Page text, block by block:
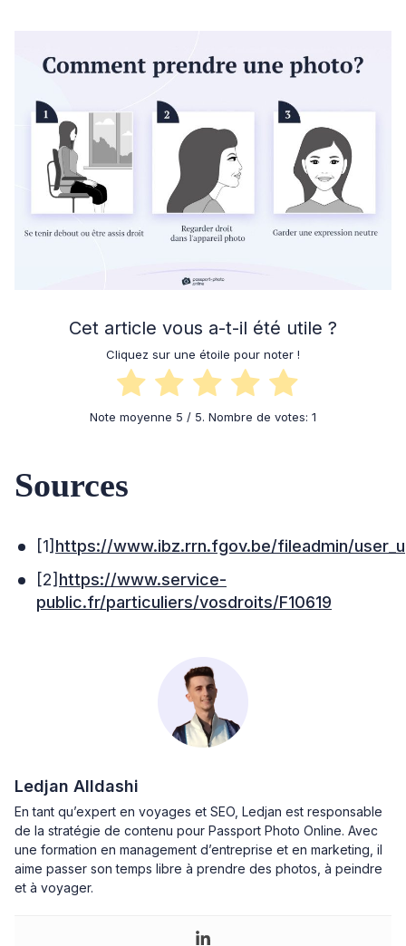
Cet article vous a-t-il été utile ?
Cliquez sur une étoile pour noter !
Note moyenne 5 / 5. Nombre de votes: 1
Sources
[1] https://www.ibz.rrn.fgov.be/fileadmin/
[2] https://www.service-
public.fr/particuliers/vosdroits/F10619
Ledjan Alldashi
En tant qu’expert en voyages et SEO, Ledjan est responsable
de la stratégie de contenu pour Passport Photo Online. Avec
une formation en management d’entreprise et en marketing, il
aime passer son temps libre à prendre des photos, à peindre
et à voyager.